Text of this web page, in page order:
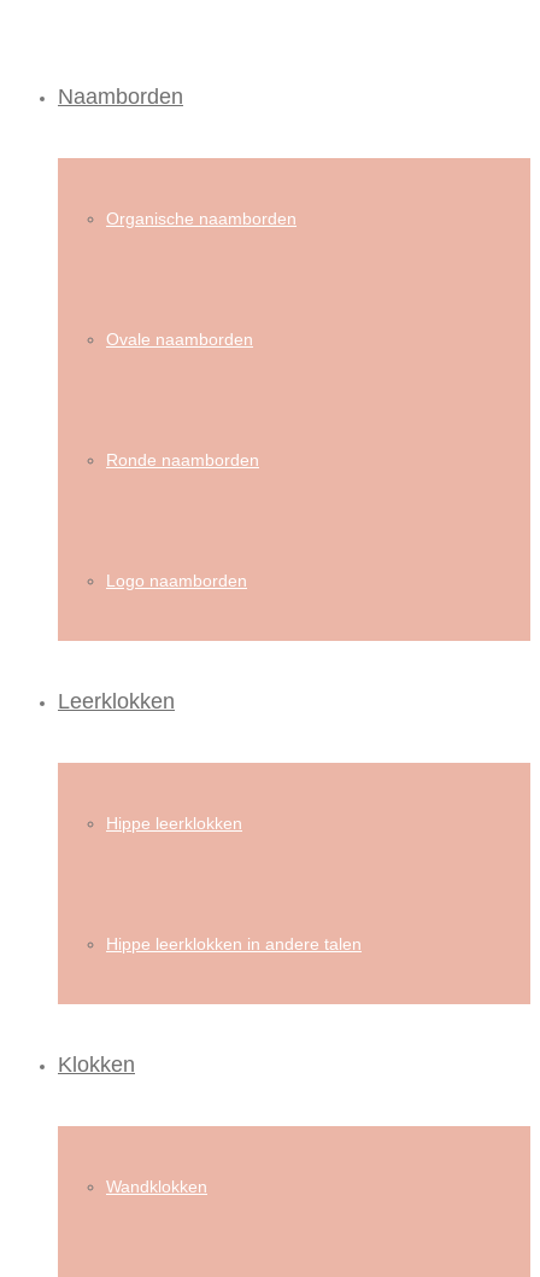
Naamborden
Organische naamborden
Ovale naamborden
Ronde naamborden
Logo naamborden
Leerklokken
Hippe leerklokken
Hippe leerklokken in andere talen
Klokken
Wandklokken